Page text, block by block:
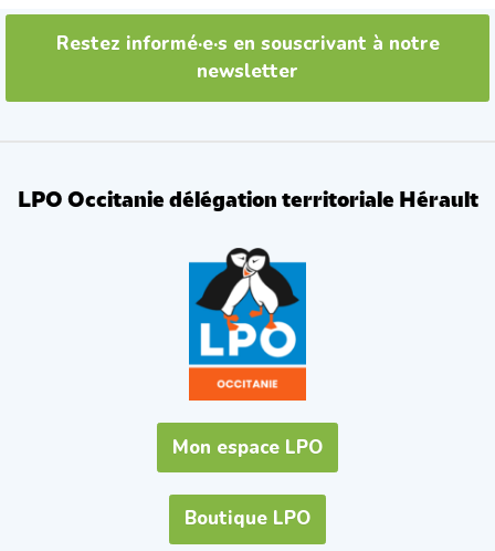
Restez informé·e·s en souscrivant à notre
newsletter
LPO Occitanie délégation territoriale Hérault
Mon espace LPO
Boutique LPO